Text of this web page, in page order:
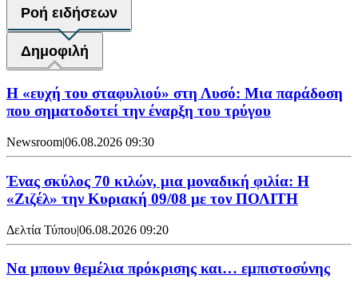
Ροή ειδήσεων
Δημοφιλή
Η «ευχή του σταφυλιού» στη Λυσό: Μια παράδοση
που σηματοδοτεί την έναρξη του τρύγου
Newsroom|06.08.2026 09:30
Ένας σκύλος 70 κιλών, μια μοναδική φιλία: Η
«Ζιζέλ» την Κυριακή 09/08 με τον ΠΟΛΙΤΗ
Δελτία Τύπου|06.08.2026 09:20
Να μπουν θεμέλια πρόκρισης και… εμπιστοσύνης